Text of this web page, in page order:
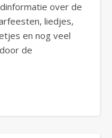
over de
liedjes,
en nog veel
de